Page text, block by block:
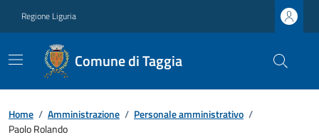
Regione Liguria
Comune di Taggia
Home / Amministrazione / Personale amministrativo /
Paolo Rolando